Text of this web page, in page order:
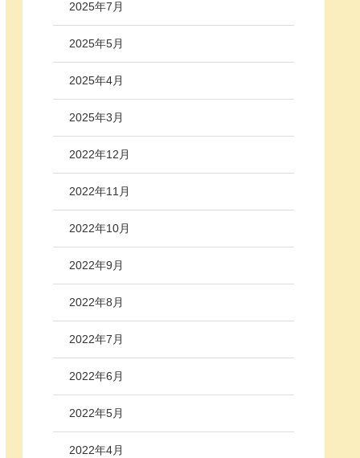
2025年7月
2025年5月
2025年4月
2025年3月
2022年12月
2022年11月
2022年10月
2022年9月
2022年8月
2022年7月
2022年6月
2022年5月
2022年4月